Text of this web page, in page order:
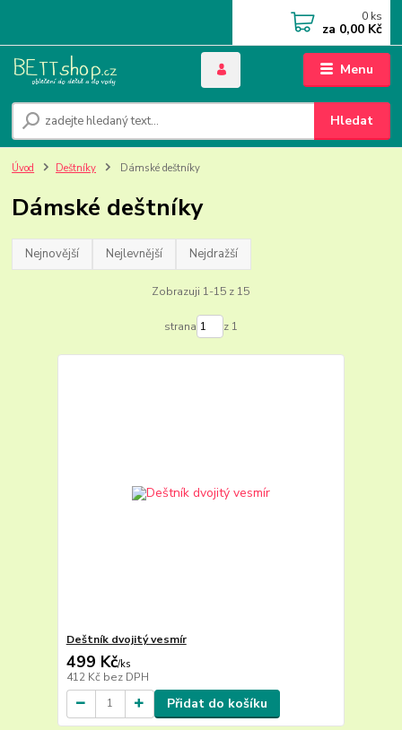
Menu
Hledat
0 ks
za 0,00 Kč
Úvod Deštníky Dámské deštníky
Dámské deštníky
Nejnovější Nejlevnější Nejdražší
Zobrazuji 1-15 z 15
strana z 1
Deštník dvojitý vesmír
499 Kč/ks
412 Kč bez DPH
Přidat do košíku